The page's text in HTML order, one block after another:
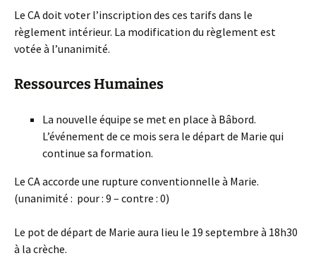
Le CA doit voter l’inscription des ces tarifs dans le
règlement intérieur. La modification du règlement est
votée à l’unanimité.
Ressources Humaines
La nouvelle équipe se met en place à Bâbord.
L’événement de ce mois sera le départ de Marie qui
continue sa formation.
Le CA accorde une rupture conventionnelle à Marie.
(unanimité : pour : 9 – contre : 0)
Le pot de départ de Marie aura lieu le 19 septembre à 18h30
à la crèche.